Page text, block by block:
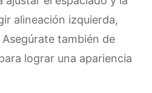
alineación izquierda,
también de
lograr una apariencia